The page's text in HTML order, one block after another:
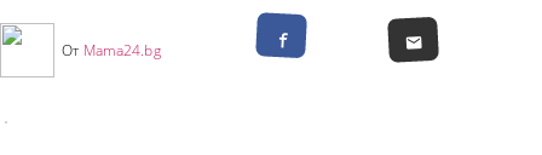
От Mama24.bg